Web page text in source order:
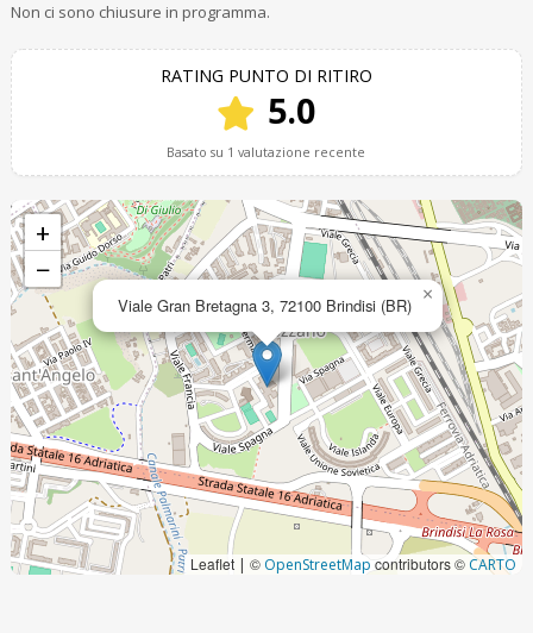
Non ci sono chiusure in programma.
RATING PUNTO DI RITIRO
5.0
Basato su 1 valutazione recente
Viale Gran Bretagna 3, 72100 Brindisi (BR) ×
+
−
Leaflet | © OpenStreetMap contributors © CARTO